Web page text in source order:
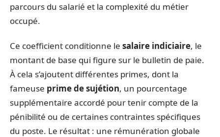
parcours du salarié et la complexité du métier
occupé.
Ce coefficient conditionne le salaire indiciaire, le
montant de base qui figure sur le bulletin de paie.
À cela s’ajoutent différentes primes, dont la
fameuse prime de sujétion, un pourcentage
supplémentaire accordé pour tenir compte de la
pénibilité ou de certaines contraintes spécifiques
du poste. Le résultat : une rémunération globale